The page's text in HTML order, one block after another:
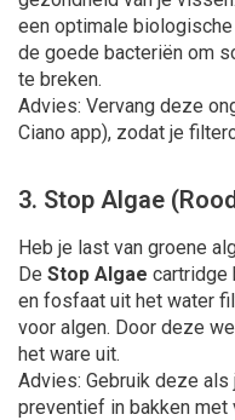
een optimale
de goede bacteriën om
te breken.
Advies: Vervang deze
Ciano app), zodat je
3. Stop Algae
Heb je last van groene
De Stop Algae cartridge
en fosfaat uit het water
voor algen. Door deze
het ware uit.
Advies: Gebruik deze
preventief in bakken met